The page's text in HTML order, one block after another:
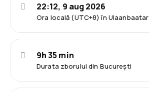
Ora locală (UTC+8) în Ulaanbaatar
22:12, 9 aug 2026
Durata zborului din București
9h 35 min